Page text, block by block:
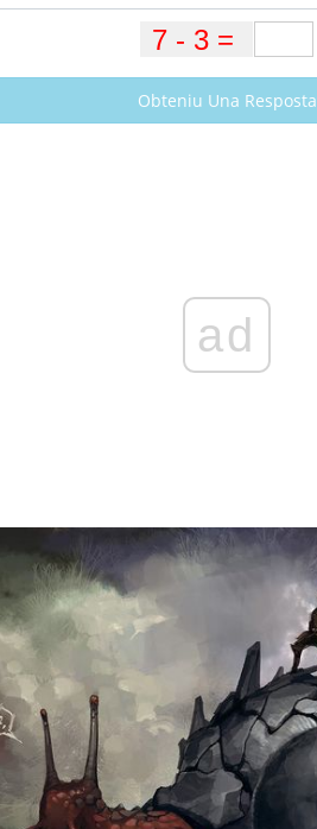
Obteniu Una Resposta
ad